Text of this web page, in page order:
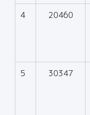
4 20460
5 30347